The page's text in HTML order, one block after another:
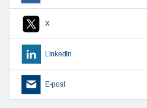
X
LinkedIn
E-post